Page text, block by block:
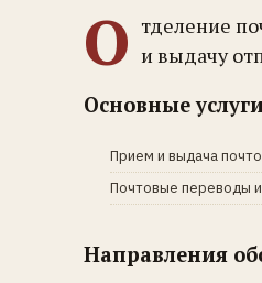
О тделение
и выдачу
Основные
Прием и выдача
Почтовые переводы
Направления